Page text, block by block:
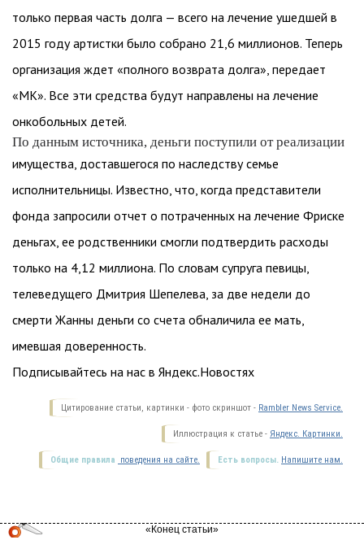
только первая часть долга — всего на лечение ушедшей в
2015 году артистки было собрано 21,6 миллионов. Теперь
организация ждет «полного возврата долга», передает
«МК». Все эти средства будут направлены на лечение
онкобольных детей.
По данным источника, деньги поступили от реализации
имущества, доставшегося по наследству семье
исполнительницы. Известно, что, когда представители
фонда запросили отчет о потраченных на лечение Фриске
деньгах, ее родственники смогли подтвердить расходы
только на 4,12 миллиона. По словам супруга певицы,
телеведущего Дмитрия Шепелева, за две недели до
смерти Жанны деньги со счета обналичила ее мать,
имевшая доверенность.
Подписывайтесь на нас в Яндекс.Новостях
Цитирование статьи, картинки - фото скриншот - Rambler News Service.
Иллюстрация к статье - Яндекс. Картинки.
Есть вопросы. Напишите нам.
Общие правила поведения на сайте.